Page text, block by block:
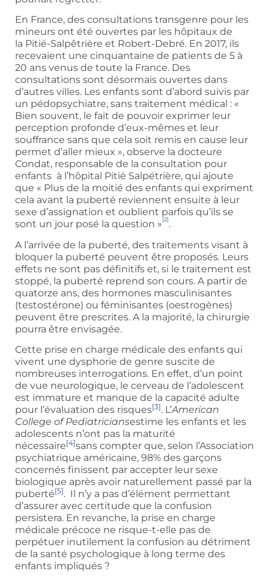
En France, des consultations transgenre pour les
mineurs ont été ouvertes par les hôpitaux de
la Pitié-Salpêtrière et Robert-Debré. En 2017, ils
recevaient une cinquantaine de patients de 5 à
20 ans venus de toute la France. Des
consultations sont désormais ouvertes dans
d’autres villes. Les enfants sont d’abord suivis par
un pédopsychiatre, sans traitement médical : «
Bien souvent, le fait de pouvoir exprimer leur
perception profonde d’eux-mêmes et leur
souffrance sans que cela soit remis en cause leur
permet d’aller mieux », observe la docteure
Condat, responsable de la consultation pour
enfants à l’hôpital Pitié Salpétrière, qui ajoute
que « Plus de la moitié des enfants qui expriment
cela avant la puberté reviennent ensuite à leur
sexe d’assignation et oublient parfois qu’ils se
sont un jour posé la question »[2].
A l’arrivée de la puberté, des traitements visant à
bloquer la puberté peuvent être proposés. Leurs
effets ne sont pas définitifs et, si le traitement est
stoppé, la puberté reprend son cours. A partir de
quatorze ans, des hormones masculinisantes
(testostérone) ou féminisantes (oestrogènes)
peuvent être prescrites. A la majorité, la chirurgie
pourra être envisagée.
Cette prise en charge médicale des enfants qui
vivent une dysphorie de genre suscite de
nombreuses interrogations. En effet, d’un point
de vue neurologique, le cerveau de l’adolescent
est immature et manque de la capacité adulte
pour l’évaluation des risques[3]. L’American
College of Pediatriciansestime les enfants et les
adolescents n’ont pas la maturité
nécessaire[4]sans compter que, selon l’Association
psychiatrique américaine, 98% des garçons
concernés finissent par accepter leur sexe
biologique après avoir naturellement passé par la
puberté[5]. Il n’y a pas d’élément permettant
d’assurer avec certitude que la confusion
persistera. En revanche, la prise en charge
médicale précoce ne risque-t-elle pas de
perpétuer inutilement la confusion au détriment
de la santé psychologique à long terme des
enfants impliqués ?